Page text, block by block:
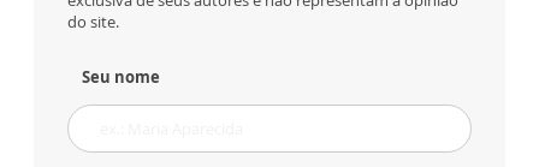
do site.
Seu nome